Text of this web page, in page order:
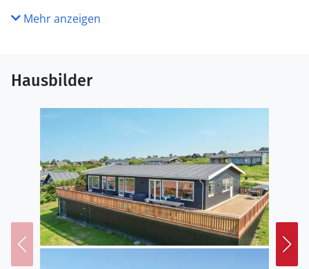
geringe Heizkosten. Im Haus ist ein Defibrillator.
Mehr anzeigen
Hausbilder